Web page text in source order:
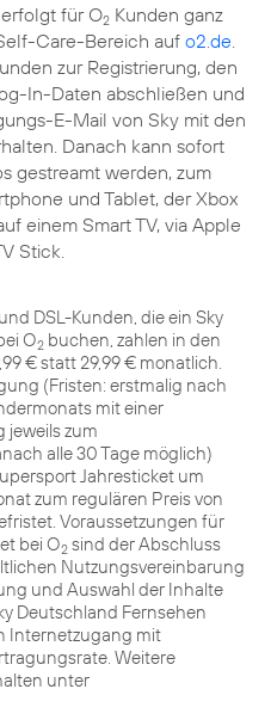
erfolgt für O2 Kunden ganz
Care-Bereich auf o2.de
zur Registrierung, den
In-Daten abschließen und
E-Mail von Sky mit den
Danach kann sofort
gestreamt werden, zum
und Tablet, der Xbox
einem Smart TV, via Apple
Stick.
DSL-Kunden, die ein Sky
O2 buchen, zahlen in den
€ statt 29,99 € monatlich.
(Fristen: erstmalig nach
mit einer
jeweils zum
alle 30 Tage möglich)
Jahresticket um
zum regulären Preis von
Voraussetzungen für
bei O2 sind der Abschluss
Nutzungsvereinbarung
und Auswahl der Inhalte
Deutschland Fernsehen
Internetzugang mit
Weitere
unter